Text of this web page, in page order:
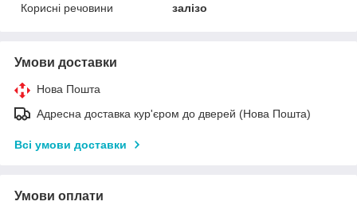
Корисні речовини
залізо
Умови доставки
Нова Пошта
Адресна доставка кур'єром до дверей (Нова Пошта)
Всі умови доставки
Умови оплати